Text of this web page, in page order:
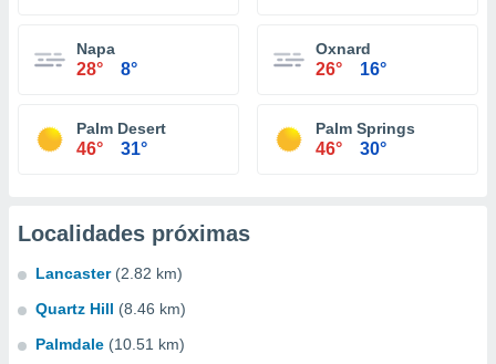
Napa
28° 8°
Oxnard
26° 16°
Palm Desert
46° 31°
Palm Springs
46° 30°
Localidades próximas
Lancaster (2.82 km)
Quartz Hill (8.46 km)
Palmdale (10.51 km)